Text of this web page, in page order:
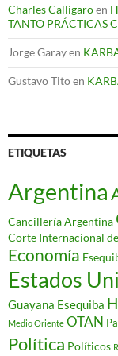
Charles Calligaroen
TANTO PRÁCTICAS
Jorge Garayen
Gustavo Titoen
ETIQUETAS
Argentina
Cancillería Argentina
Corte Internacional
Economía
Estados
Guayana Esequiba
Medio Oriente OTAN
Política Políticos